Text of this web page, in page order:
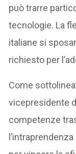
può trarre
tecnologie. La
italiane si
richiesto per
Come
vicepresidente
competenze